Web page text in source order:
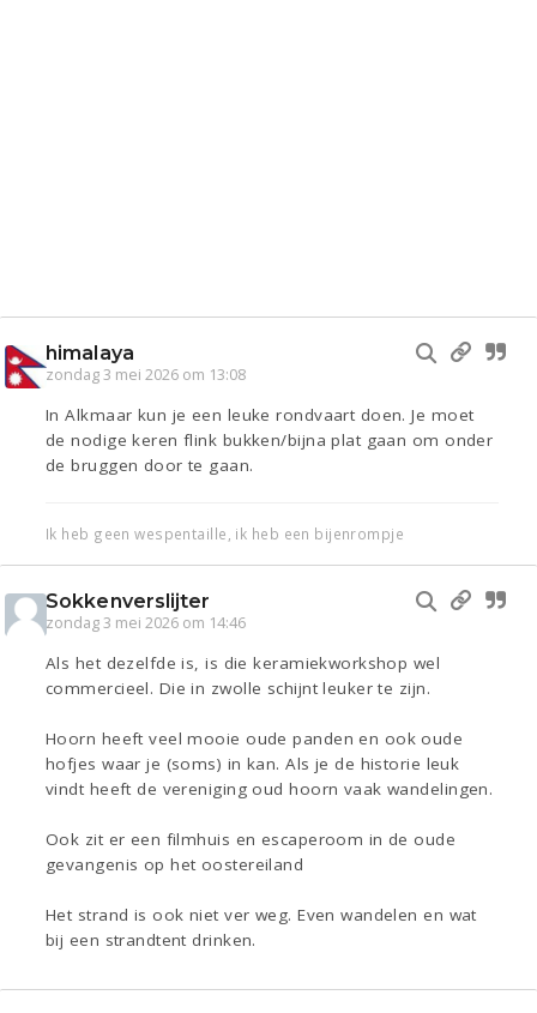
himalaya
zondag 3 mei 2026 om 13:08
In Alkmaar kun je een leuke rondvaart doen. Je moet
de nodige keren flink bukken/bijna plat gaan om onder
de bruggen door te gaan.
Ik heb geen wespentaille, ik heb een bijenrompje
Sokkenverslijter
zondag 3 mei 2026 om 14:46
Als het dezelfde is, is die keramiekworkshop wel
commercieel. Die in zwolle schijnt leuker te zijn.
Hoorn heeft veel mooie oude panden en ook oude
hofjes waar je (soms) in kan. Als je de historie leuk
vindt heeft de vereniging oud hoorn vaak wandelingen.
Ook zit er een filmhuis en escaperoom in de oude
gevangenis op het oostereiland
Het strand is ook niet ver weg. Even wandelen en wat
bij een strandtent drinken.